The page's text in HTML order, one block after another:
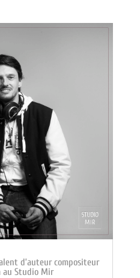
d’auteur compositeur
au Studio Mir